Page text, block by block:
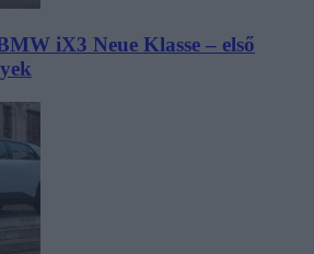
iX3 Neue Klasse – első